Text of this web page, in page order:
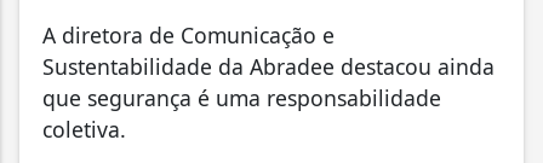
A diretora de Comunicação e
Sustentabilidade da Abradee destacou ainda
que segurança é uma responsabilidade
coletiva.